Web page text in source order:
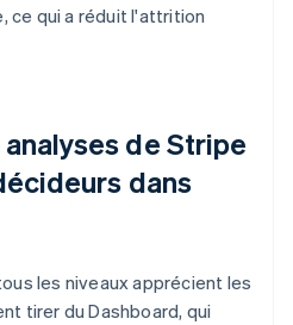
ce qui a réduit l'attrition
de Stripe
dans
les niveaux apprécient les
tirer du Dashboard, qui